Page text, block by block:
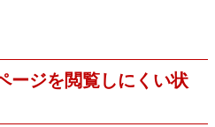
ージを閲覧しにくい状